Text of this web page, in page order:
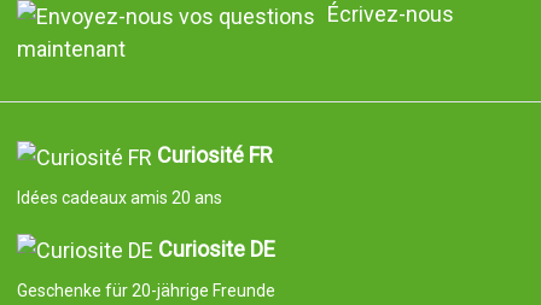
Écrivez-nous
maintenant
Curiosité FR
Idées cadeaux amis 20 ans
Curiosite DE
Geschenke für 20-jährige Freunde